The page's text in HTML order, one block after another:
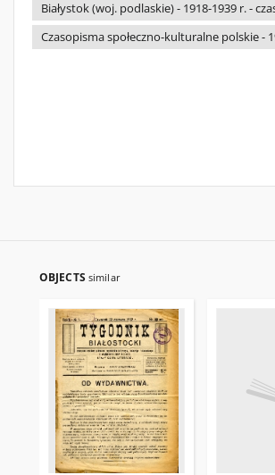
Białystok (woj. podlaskie) - 1918-1939 r. -
Czasopisma społeczno-kulturalne polskie -
OBJECTS similar